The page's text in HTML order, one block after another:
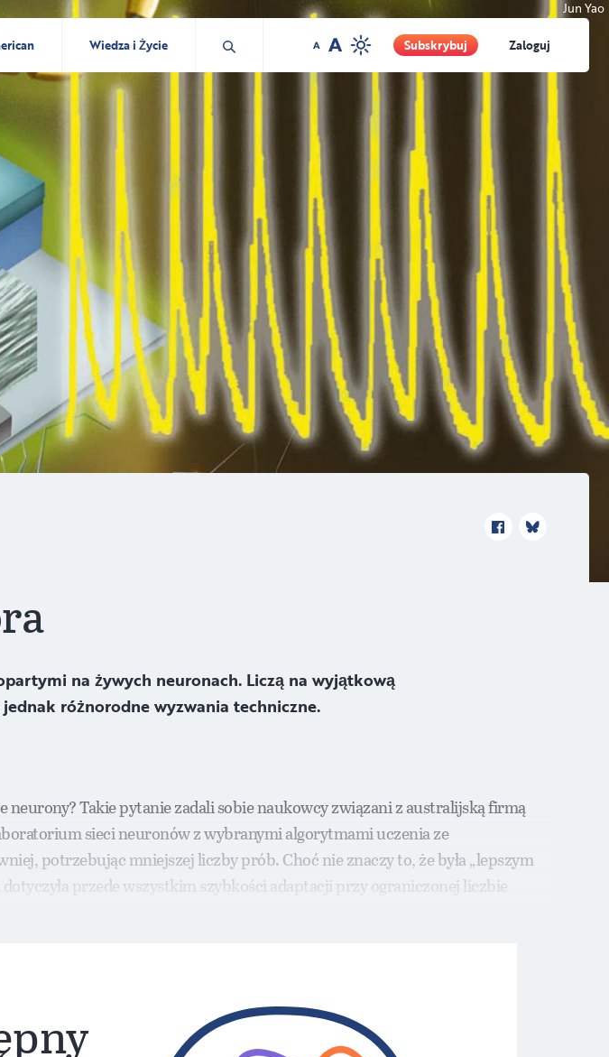
Wiedza i Życie Subskrybuj Zaloguj
Jun Yao
na żywych neuronach. Liczą na wyjątkową
różnorodne wyzwania techniczne.
Takie pytanie zadali sobie naukowcy związani z australijską firmą
sieci neuronów z wybranymi algorytmami uczenia ze
potrzebując mniejszej liczby prób. Choć nie znaczy to, że była „lepszym
przede wszystkim szybkości adaptacji przy ograniczonej liczbie